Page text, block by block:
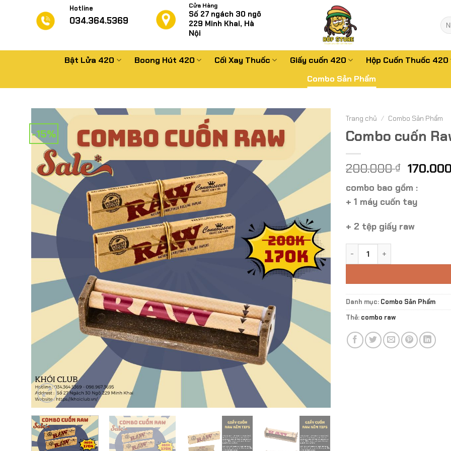
Hotline
034.364.5369
Cửa Hàng
Số 27 ngách 30 ngõ
229 Minh Khai, Hà
Nội
Tìm
Bật Lửa 420 Boong Hút 420 Cối Xay Thuốc Giấy cuốn 420 Hộp Cuốn Thuốc 420
Combo Sản Phẩm
-15%
Trang chủ / Combo Sản Phẩm
Combo cuốn
200.000₫ Giá
là:
170.000
combo bao gồm :
+ 1 máy cuốn tay
+ 2 tệp giấy raw
Danh mục: Combo Sản Phẩm
Thẻ: combo raw